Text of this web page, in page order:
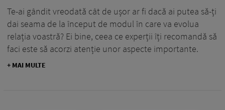
Te-ai gândit vreodată cât de ușor ar fi dacă ai putea să-ți
dai seama de la început de modul în care va evolua
relația voastră? Ei bine, ceea ce experții îți recomandă să
faci este să acorzi atenție unor aspecte importante.
+ MAI MULTE